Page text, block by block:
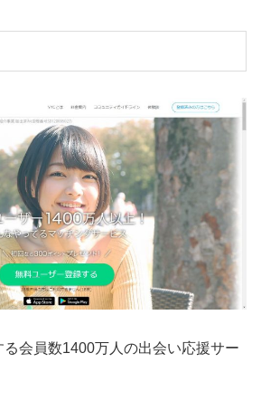
会員数1400万人の出会い応援サー